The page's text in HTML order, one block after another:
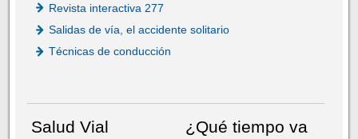
Revista interactiva 277
Salidas de vía, el accidente solitario
Técnicas de conducción
Salud Vial
¿Qué tiempo va